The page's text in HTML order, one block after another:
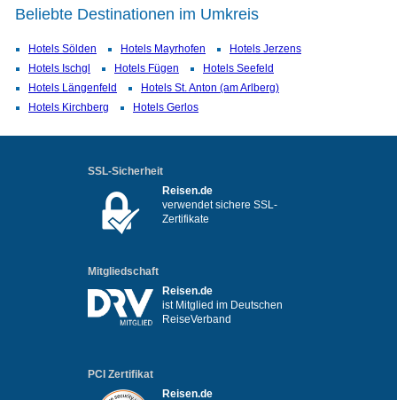
Beliebte Destinationen im Umkreis
Hotels Sölden Hotels Mayrhofen
Hotels Jerzens
Hotels Ischgl
Hotels Fügen
Hotels Seefeld
Hotels Längenfeld
Hotels St. Anton (am Arlberg)
Hotels Kirchberg
Hotels Gerlos
SSL-Sicherheit
Reisen.de
verwendet sichere SSL-
Zertifikate
Mitgliedschaft
Reisen.de
ist Mitglied im Deutschen
ReiseVerband
PCI Zertifikat
Reisen.de